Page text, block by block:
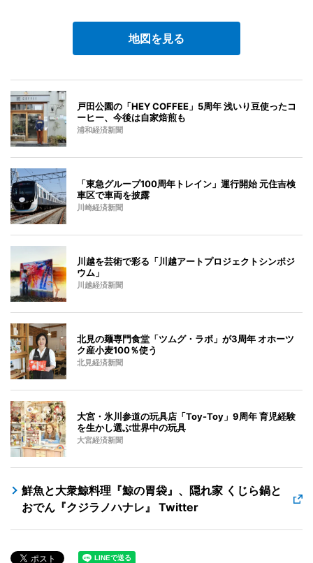
地図を見る
戸田公園の「HEY COFFEE」5周年 浅いり豆使ったコ
ーヒー、今後は自家焙煎も
浦和経済新聞
「東急グループ100周年トレイン」運行開始 元住吉検
車区で車両を披露
川崎経済新聞
川越を芸術で彩る「川越アートプロジェクトシンポジ
ウム」
川越経済新聞
北見の麺専門食堂「ツムグ・ラボ」が3周年 オホーツ
ク産小麦100％使う
北見経済新聞
大宮・氷川参道の玩具店「Toy-Toy」9周年 育児経験
を生かし選ぶ世界中の玩具
大宮経済新聞
鮮魚と大衆鯨料理『鯨の胃袋』、隠れ家 くじら鍋と
おでん『クジラノハナレ』 Twitter